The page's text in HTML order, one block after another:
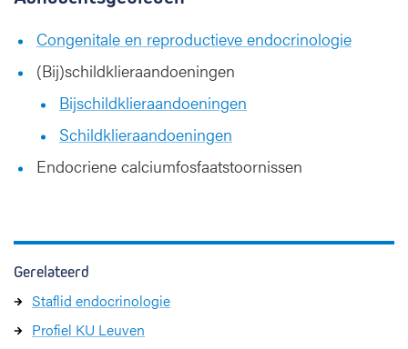
Congenitale en reproductieve endocrinologie
(Bij)schildklieraandoeningen
Bijschildklieraandoeningen
Schildklieraandoeningen
Endocriene calciumfosfaatstoornissen
Gerelateerd
Staflid endocrinologie
Profiel KU Leuven